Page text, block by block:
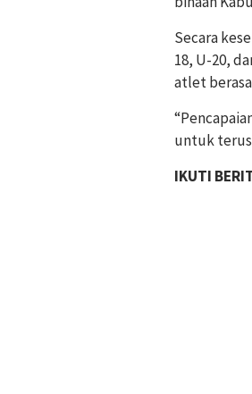
Secara
18, U-20,
atlet
untuk terus
IKUTI